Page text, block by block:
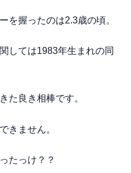
を握ったのは2.3歳の頃。
しては1983年生まれの同
た良き相棒です。
きません。
たっけ？？